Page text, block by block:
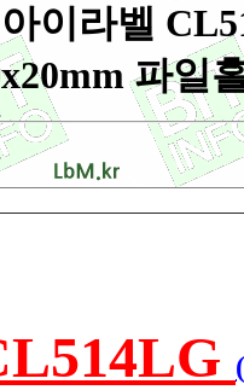
이라벨
파일